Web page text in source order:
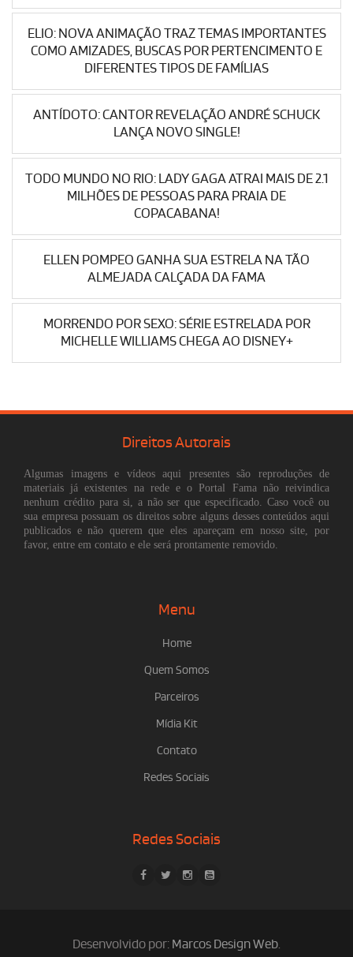
ELIO: NOVA ANIMAÇÃO TRAZ TEMAS IMPORTANTES
COMO AMIZADES, BUSCAS POR PERTENCIMENTO E
DIFERENTES TIPOS DE FAMÍLIAS
ANTÍDOTO: CANTOR REVELAÇÃO ANDRÉ SCHUCK
LANÇA NOVO SINGLE!
TODO MUNDO NO RIO: LADY GAGA ATRAI MAIS DE 2.1
MILHÕES DE PESSOAS PARA PRAIA DE
COPACABANA!
ELLEN POMPEO GANHA SUA ESTRELA NA TÃO
ALMEJADA CALÇADA DA FAMA
MORRENDO POR SEXO: SÉRIE ESTRELADA POR
MICHELLE WILLIAMS CHEGA AO DISNEY+
Direitos Autorais
Algumas imagens e vídeos aqui presentes são reproduções de
materiais já existentes na rede e o Portal Fama não reivindica
nenhum crédito para si, a não ser que especificado. Caso você ou
sua empresa possuam os direitos sobre alguns desses conteúdos aqui
publicados e não querem que eles apareçam em nosso site, por
favor, entre em contato e ele será prontamente removido.
Menu
Home
Quem Somos
Parceiros
Mídia Kit
Contato
Redes Sociais
Redes Sociais
Desenvolvido por: Marcos Design Web.